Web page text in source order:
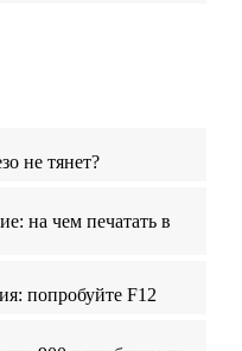
не тянет?
на чем печатать в
попробуйте F12